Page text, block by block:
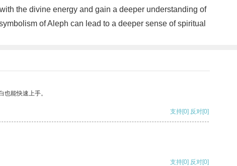
the divine energy and gain a deeper understanding of
of Aleph can lead to a deeper sense of spiritual
能快速上手。
支持[0] 反对[0]
支持[0] 反对[0]